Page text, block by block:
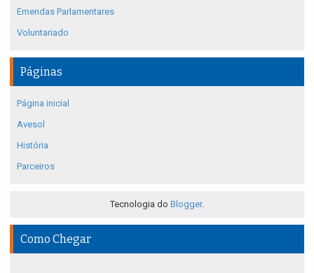
Emendas Parlamentares
Voluntariado
Páginas
Página inicial
Avesol
História
Parceiros
Tecnologia do Blogger.
Como Chegar